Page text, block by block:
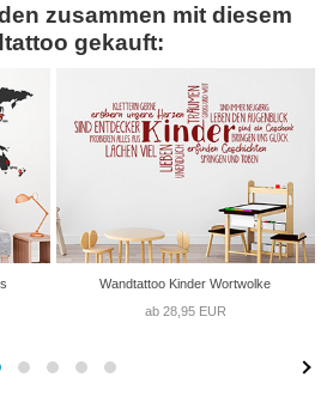
zusammen mit diesem
gekauft:
Wandtattoo Kinder Wortwolke
ab 28,95 EUR